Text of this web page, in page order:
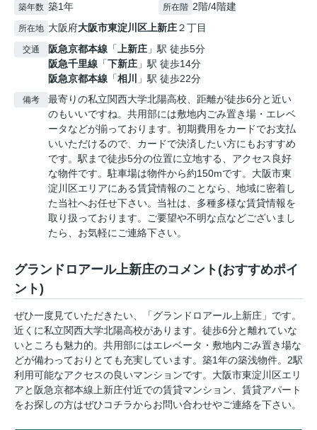
築年数 築1年 所在階 2階/4階建
所在地 大阪府大阪市東淀川区上新庄２丁目
交通 阪急京都本線 「上新庄 」駅 徒歩5分
阪急千里線 「下新庄 」駅 徒歩14分
阪急京都本線 「相川 」駅 徒歩22分
備考
最寄りの私立関西大学北陽高校、距離が徒歩6分と近い
のもいいですね。共用部には敷地内ごみ置き場・エレベ
ータなどが揃っております。初期費用をカードでお支払
いいただけるので、カードで決済したい方にもおすすめ
です。駅まで徒歩5分の位置に立地する、アクセス良好
な物件です。駐車場は物件から約150mです。大阪市東
淀川区エリアにある賃貸情報のことなら、地域に密着し
た当社へお任せ下さい。当社は、多種多様な賃貸情報を
取り扱っております。ご要望や不明な点などございまし
たら、お気軽にご連絡下さい。
グランドロアール上新庄のコメント(おすすめポイ
ント)
ぜひ一度見ていただきたい、「グランドロアール上新庄」です。
近くに私立関西大学北陽高校があります。徒歩6分と離れていな
いところも魅力的。共用部にはエレベータ・敷地内ごみ置き場な
どが備わっておりとても充実しています。築1年の築浅物件。2駅
利用可能なアクセスの良いマンションです。大阪市東淀川区エリ
アと阪急京都本線上新庄付近での賃貸マンション、賃貸アパート
をお探しの方はぜひコチラからお問い合わせやご連絡を下さい。